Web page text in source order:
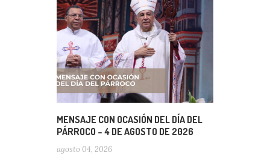
MENSAJE CON OCASIÓN DEL DÍA DEL
PÁRROCO – 4 DE AGOSTO DE 2026
agosto 04, 2026